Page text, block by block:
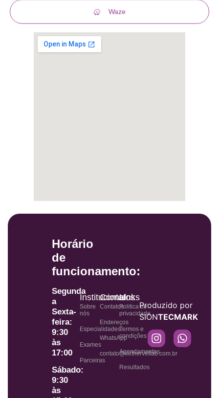
Waze
Horário
de
funcionamento:
Segunda
a
Sexta-
feira:
9:30
às
17:00
Sábado:
9:30
às
Institucional
Sobre
nós
Especialidades
Exames
Parceiras
Contatos
Contatos
Endereços
WhatsApp
contato@kethervetlab.com.br
Links
Politica de
privacidade
Termos e
condições
Agendamentos
Resultados
Produzido por
SIONTECMARK